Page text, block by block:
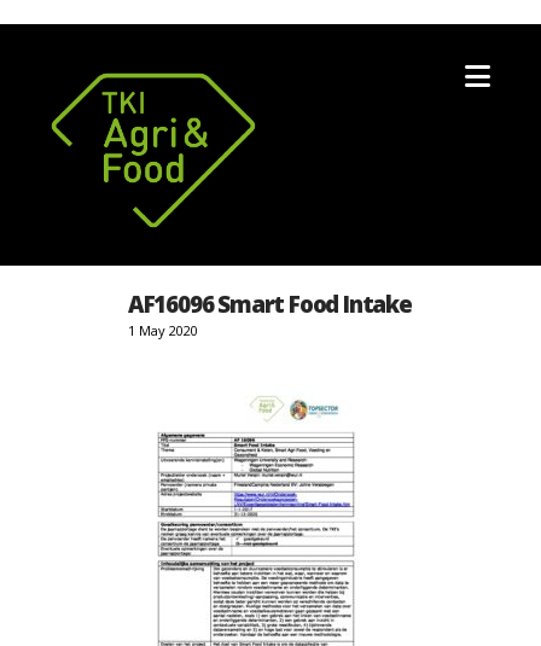
AF16096 Smart Food Intake
1 May 2020